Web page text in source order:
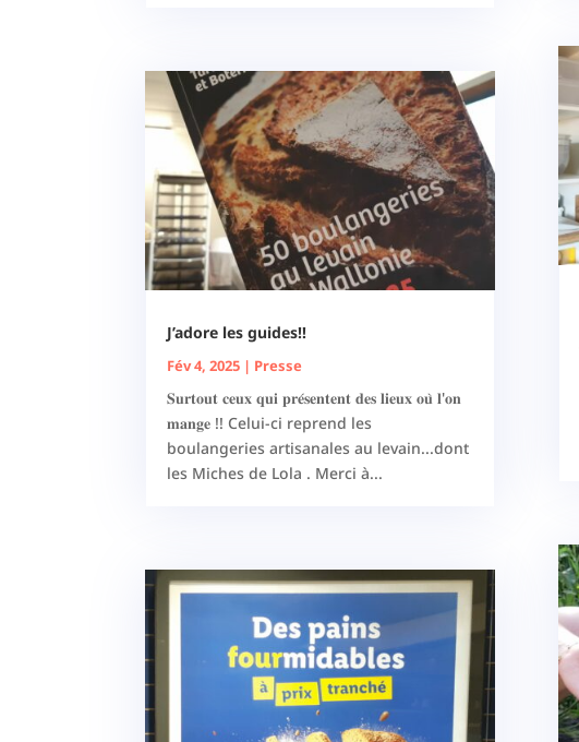
J’adore les guides!!
Fév 4, 2025 | Presse
𝐒𝐮𝐫𝐭𝐨𝐮𝐭 𝐜𝐞𝐮𝐱 𝐪𝐮𝐢 𝐩𝐫𝐞́𝐬𝐞𝐧𝐭𝐞𝐧𝐭 𝐝𝐞𝐬 𝐥𝐢𝐞𝐮𝐱 𝐨𝐮̀ 𝐥'𝐨𝐧
𝐦𝐚𝐧𝐠𝐞 !! Celui-ci reprend les
boulangeries artisanales au levain...dont
les Miches de Lola . Merci à...